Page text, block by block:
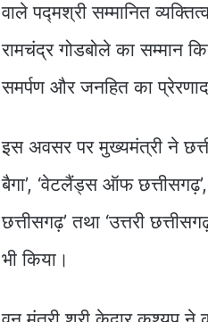
वाले पद्मश्री सम्मानित
रामचंद्र गोडबोले का सम्मान
समर्पण और जनहित का
इस अवसर पर मुख्यमंत्री ने
बैगा’, ‘वेटलैंड्स ऑफ
छत्तीसगढ़’ तथा ‘उत्तरी
भी किया।